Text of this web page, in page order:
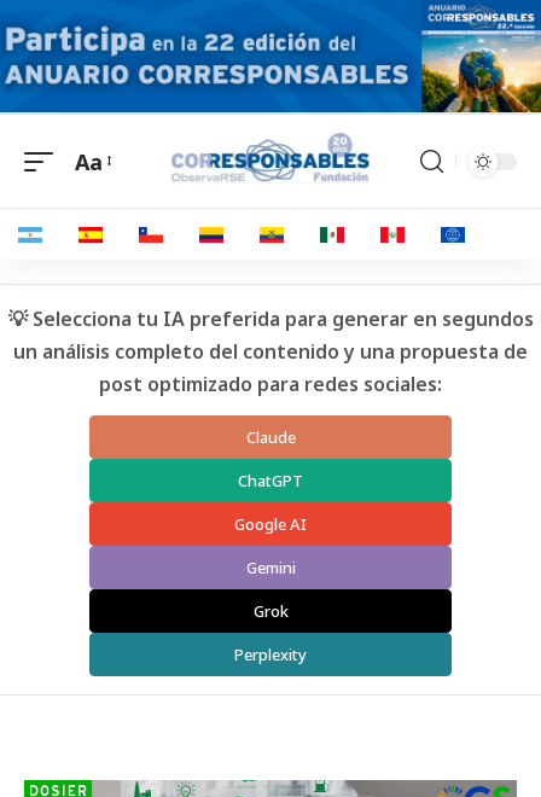
Aa
💡 Selecciona tu IA preferida para generar en segundos
un análisis completo del contenido y una propuesta de
post optimizado para redes sociales:
Claude
ChatGPT
Google AI
Gemini
Grok
Perplexity